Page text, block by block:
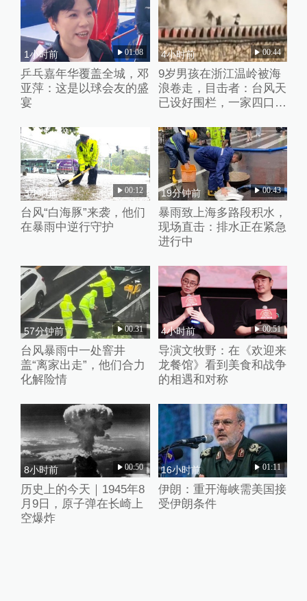
1小时前 01:08
乒乓嘉年华覆盖全城，邓
亚萍：这是以球会友的盛
宴
4小时前 00:44
9岁男孩在浙江温岭被海
浪卷走，目击者：台风天
已设好围栏，一家四口翻
3小时前 00:12
台风“白海豚”来袭，他们
在暴雨中逆行守护
19分钟前 00:43
暴雨致上海多路段积水，
现场直击：排水正在紧急
进行中
57分钟前 00:31
台风暴雨中一处窨井
盖“离家出走”，他们合力
化解险情
4小时前 00:51
导演文牧野：在《欢迎来
龙餐馆》看到美食和战争
的相遇和对称
8小时前 00:50
历史上的今天｜1945年8
月9日，原子弹在长崎上
空爆炸
16小时前 01:11
伊朗：重开海峡需美国接
受伊朗条件